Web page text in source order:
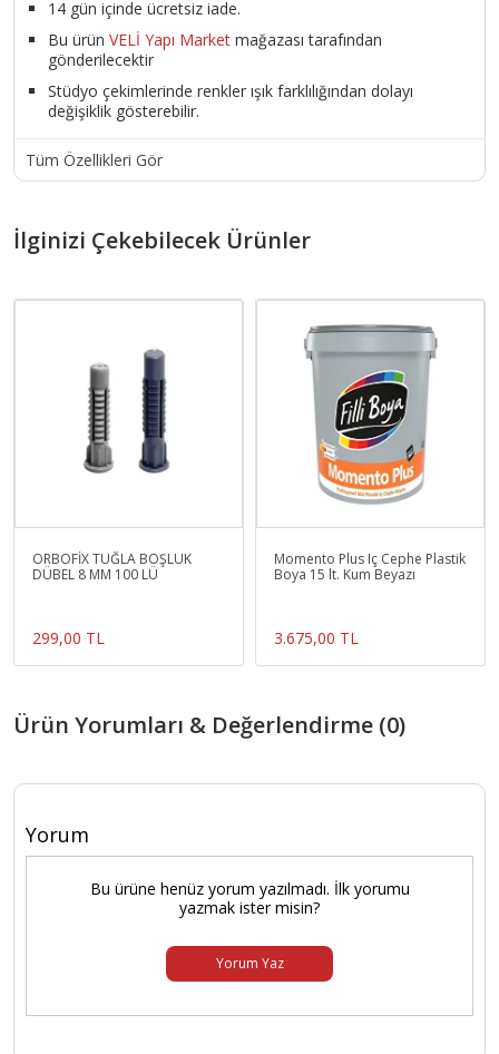
14 gün içinde ücretsiz iade.
Bu ürün VELİ Yapı Market mağazası tarafından
gönderilecektir
Stüdyo çekimlerinde renkler ışık farklılığından dolayı
değişiklik gösterebilir.
Tüm Özellikleri Gör
İlginizi Çekebilecek Ürünler
ORBOFİX TUĞLA BOŞLUK
DÜBEL 8 MM 100 LÜ
299,00 TL
Momento Plus Iç Cephe Plastik
Boya 15 lt. Kum Beyazı
3.675,00 TL
Ürün Yorumları & Değerlendirme (0)
Yorum
Bu ürüne henüz yorum yazılmadı. İlk yorumu
yazmak ister misin?
Yorum Yaz